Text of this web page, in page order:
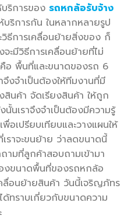
บริการของ รถหกล้อรับจ้าง
บริการกัน ในหลากหลายรูป
ธีการเคลื่อนย้ายสิ่งของ ก็
ะมีวิธีการเคลื่อนย้ายที่ไม่
อ พื้นที่และขนาดของรถ 6
งจำเป็นต้องให้ทีมงานที่มี
สินค้า จัดเรียงสินค้า ให้ถูก
นั้นเราจึงจำเป็นต้องมีความรู้
อเปรียบเทียบและวางแผนให้
ราจะขนย้าย ว่าลดขนาดนี้
ถามที่ลูกค้าสอบถามเข้ามา
องขนาดพื้นที่ของรถหกล้อ
ลื่อนย้ายสินค้า วันนี้เจริญภัทร
ด้ทราบเกี่ยวกับขนาดความ